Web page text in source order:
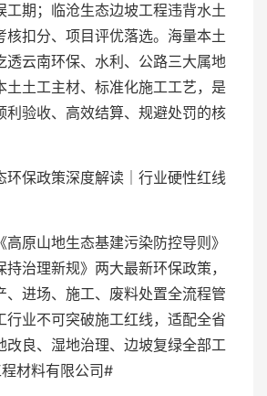
工期；临沧生态边坡工程违背水土
核扣分、项目评优落选。海量本土
透云南环保、水利、公路三大属地
土土工主材、标准化施工工艺，是
利验收、高效结算、规避处罚的核
环保政策深度解读｜行业硬性红线
高原山地生态基建污染防控导则》
持治理新规》两大最新环保政策，
、进场、施工、废料处置全流程管
行业不可突破施工红线，适配全省
改良、湿地治理、边坡复绿全部工
材料有限公司#